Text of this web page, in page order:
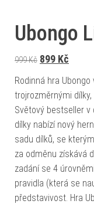
Ubongo
999Kč Původní cena
899 Kč
Rodinná hra
trojrozměrnými
Světový bestseller v
dílky nabízí nový
sadu dílků, se
za odměnu získává
zadání se 4
pravidla (která se
představivost. Hra